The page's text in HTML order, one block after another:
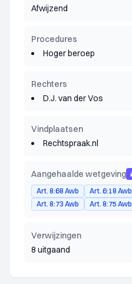
Afwijzend
Procedures
Hoger beroep
Rechters
D.J. van der Vos
Vindplaatsen
Rechtspraak.nl
Aangehaalde wetgeving
Art. 8:68 Awb
Art. 6:18 Awb
Art. 8:73 Awb
Art. 8:75 Awb
Verwijzingen
8 uitgaand